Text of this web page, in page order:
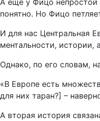
А ещё у Фицо непростой
понятно. Но Фицо
И для нас Центральная
ментальности,
Однако, по его словам,
«В Европе есть
для них таран?] –
А вторая история